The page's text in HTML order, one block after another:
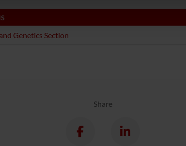
dei loro servizi.
Genetics Section
Share